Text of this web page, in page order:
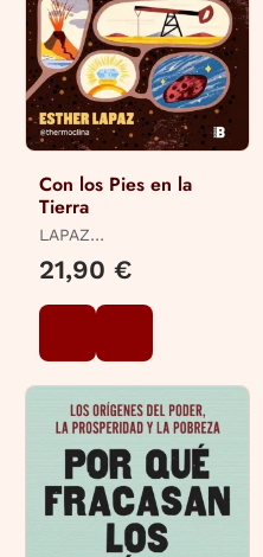
Con los Pies en la
Tierra
LAPAZ
ESTHER
21,90 €